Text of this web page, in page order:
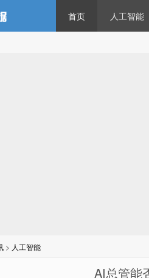
首页 人工智能
> 人工智能
AI总管能